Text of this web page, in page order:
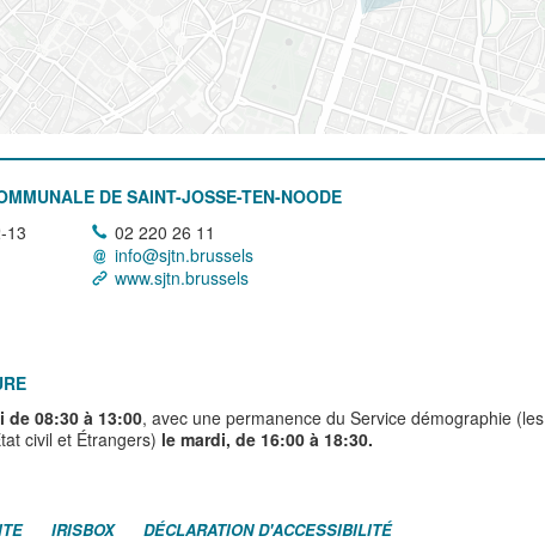
DE SAINT-JOSSE-TEN-NOODE
13
02 220 26 11
info@sjtn.brussels
www.sjtn.brussels
08:30 à 13:00, avec une permanence du Service démographie (les
civil et Étrangers) le mardi, de 16:00 à 18:30.
IRISBOX DÉCLARATION D'ACCESSIBILITÉ